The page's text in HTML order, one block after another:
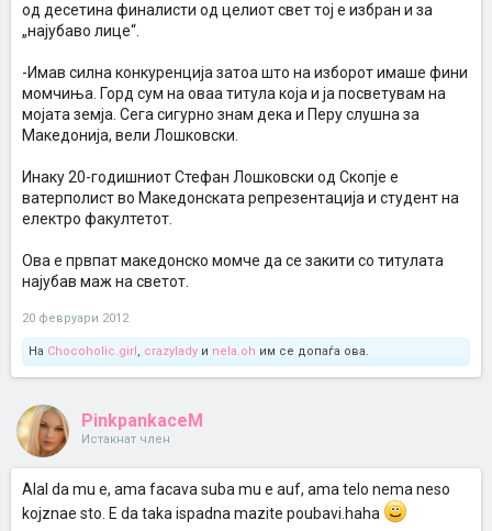
од десетина финалисти од целиот свет тој е избран и за
„најубаво лице“.
-Имав силна конкуренција затоа што на изборот имаше фини
момчиња. Горд сум на оваа титула која и ја посветувам на
мојата земја. Сега сигурно знам дека и Перу слушна за
Македонија, вели Лошковски.
Инаку 20-годишниот Стефан Лошковски од Скопје е
ватерполист во Македонската репрезентација и студент на
електро факултетот.
Ова е првпат македонско момче да се закити со титулата
најубав маж на светот.
20 февруари 2012
На Chocoholic.girl, crazylady и nela.oh им се допаѓа ова.
PinkpankaceM
Истакнат член
Alal da mu e, ama facava suba mu e auf, ama telo nema neso
kojznae sto. E da taka ispadna mazite poubavi.haha